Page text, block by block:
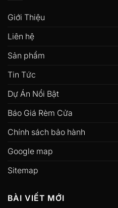
Giới Thiệu
Liên hệ
Sản phẩm
Tin Tức
Dự Án Nổi Bật
Báo Giá Rèm Cửa
Chính sách bảo hành
Google map
Sitemap
BÀI VIẾT MỚI